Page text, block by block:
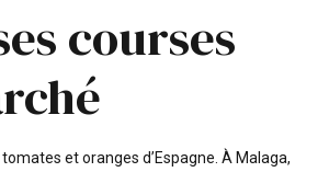
courses
et oranges d’Espagne. À Malaga,